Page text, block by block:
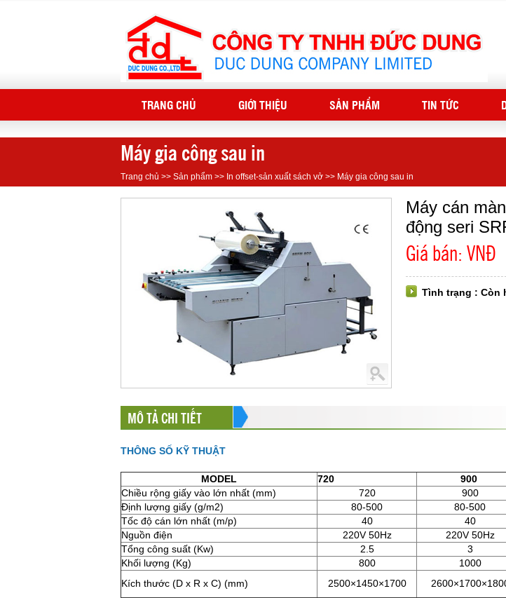
TRANG CHỦ GIỚI THIỆU SẢN PHẨM TIN TỨC
Máy gia công sau in
Trang chủ >> Sản phẩm >> In offset-sản xuất sách vở >> Máy gia công sau in
Máy cán
động seri
Giá bán: VNĐ
Tình trạng : Còn
MÔ TẢ CHI TIẾT
THÔNG SỐ KỸ THUẬT
MODEL 720 900
Chiều rộng giấy vào lớn nhất (mm)
720 900
Định lượng giấy (g/m2)
80-500 80-500
Tốc độ cán lớn nhất (m/p)
40 40
Nguồn điện
220V 50Hz 220V 50Hz
Tổng công suất (Kw)
2.5 3
Khối lượng (Kg)
800 1000
Kích thước (D x R x C) (mm)
2500×1450×1700